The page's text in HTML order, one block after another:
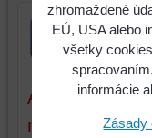
Aktuálne
množstve,
zhromaždené
EÚ, USA alebo
všetky
informácie
Zásady